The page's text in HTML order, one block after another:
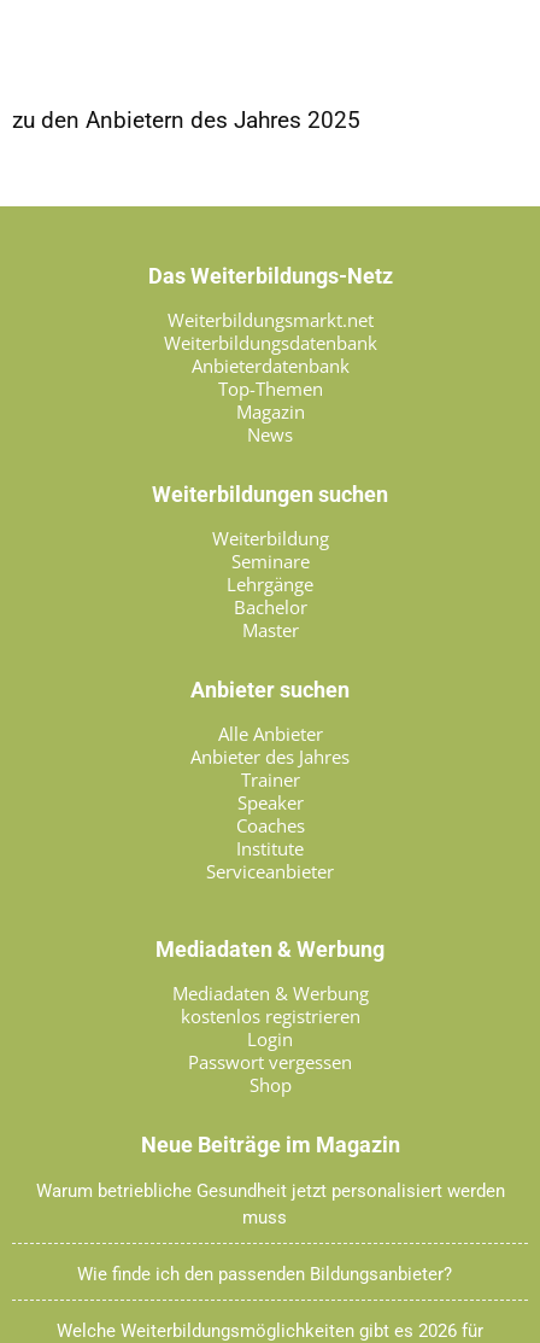
zu den Anbietern des Jahres 2025
Das Weiterbildungs-Netz
Weiterbildungsmarkt.net
Weiterbildungsdatenbank
Anbieterdatenbank
Top-Themen
Magazin
News
Weiterbildungen suchen
Weiterbildung
Seminare
Lehrgänge
Bachelor
Master
Anbieter suchen
Alle Anbieter
Anbieter des Jahres
Trainer
Speaker
Coaches
Institute
Serviceanbieter
Mediadaten & Werbung
Mediadaten & Werbung
kostenlos registrieren
Login
Passwort vergessen
Shop
Neue Beiträge im Magazin
Warum betriebliche Gesundheit jetzt personalisiert werden
muss
Wie finde ich den passenden Bildungsanbieter?
Welche Weiterbildungsmöglichkeiten gibt es 2026 für